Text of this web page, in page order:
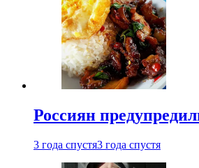
Россиян
3 года спустя3 года спустя